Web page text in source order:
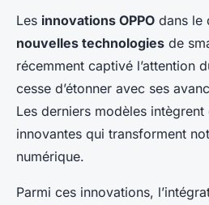
Les innovations OPPO dans le
nouvelles technologies de
récemment captivé l’attention
cesse d’étonner avec ses
Les derniers modèles
innovantes qui transforment
numérique.
Parmi ces innovations,